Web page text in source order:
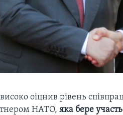
оіцнив рівень
НАТО,яка бере